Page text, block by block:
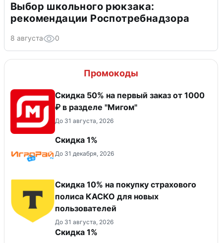
Выбор школьного рюкзака:
рекомендации Роспотребнадзора
8 августа 0
Промокоды
Скидка 50% на первый заказ от 1000
₽ в разделе "Мигом"
До 31 августа, 2026
Скидка 1%
До 31 декабря, 2026
Скидка 10% на покупку страхового
полиса КАСКО для новых
пользователей
До 31 августа, 2026
Скидка 1%